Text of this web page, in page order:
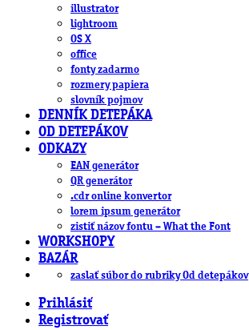
illustrator
lightroom
OS X
office
fonty zadarmo
rozmery papiera
slovník pojmov
DENNÍK DETEPÁKA
OD DETEPÁKOV
ODKAZY
EAN generátor
QR generátor
.cdr online konvertor
lorem ipsum generátor
zistiť názov fontu – What the Font
WORKSHOPY
BAZÁR
zaslať súbor do rubriky Od detepákov
Prihlásiť
Registrovať